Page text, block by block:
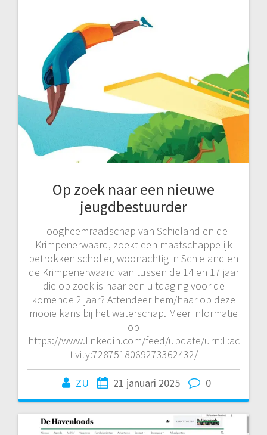
Op zoek naar een nieuwe
jeugdbestuurder
Hoogheemraadschap van Schieland en de
Krimpenerwaard, zoekt een maatschappelijk
betrokken scholier, woonachtig in Schieland en
de Krimpenerwaard van tussen de 14 en 17 jaar
die op zoek is naar een uitdaging voor de
komende 2 jaar? Attendeer hem/haar op deze
mooie kans bij het waterschap. Meer informatie
op
https://www.linkedin.com/feed/update/urn:li:ac
tivity:7287518069273362432/
ZU 21 januari 2025 0